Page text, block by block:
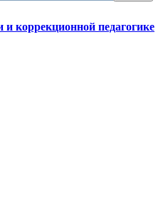
коррекционной педагогике